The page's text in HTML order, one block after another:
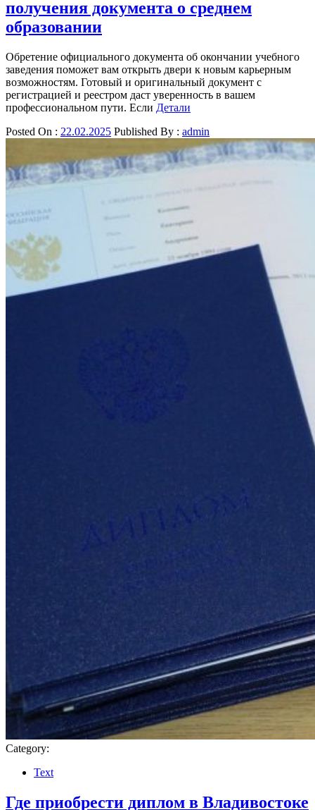
получения документа о среднем
образовании
Обретение официального документа об окончании учебного
заведения поможет вам открыть двери к новым карьерным
возможностям. Готовый и оригинальный документ с
регистрацией и реестром даст уверенность в вашем
профессиональном пути. Если Детали
Posted On : 22.02.2025 Published By : admin
Category:
Text
Где приобрести диплом в Владивостоке